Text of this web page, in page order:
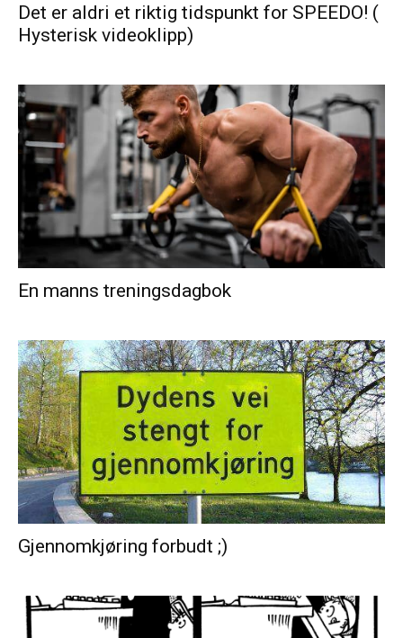
Det er aldri et riktig tidspunkt for SPEEDO! (
Hysterisk videoklipp)
En manns treningsdagbok
Gjennomkjøring forbudt ;)